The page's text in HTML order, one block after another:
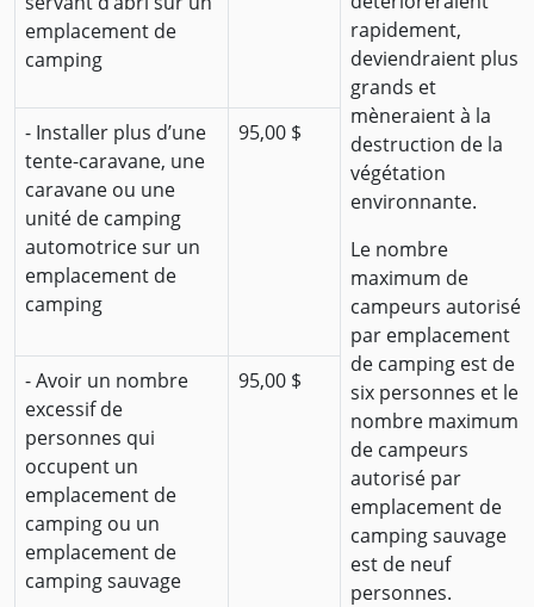
rapidement,
deviendraient plus
grands et
mèneraient à la
destruction de la
végétation
environnante.
Le nombre
maximum de
campeurs autorisé
par emplacement
de camping est de
six personnes et le
nombre maximum
de campeurs
autorisé par
emplacement de
camping sauvage
est de neuf
personnes.
emplacement de
camping
- Installer plus d’une
tente-caravane, une
caravane ou une
unité de camping
automotrice sur un
emplacement de
camping
95,00 $
- Avoir un nombre
excessif de
personnes qui
occupent un
emplacement de
camping ou un
emplacement de
camping sauvage
95,00 $